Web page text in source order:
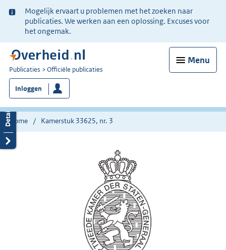
Ter
informatie:
Mogelijk ervaart u problemen met het zoeken naar
publicaties. We werken aan een oplossing. Excuses voor
het ongemak.
Menu
U
bent
nu
hier:
Publicaties Officiële publicaties
Inloggen
Home Kamerstuk 33625, nr. 3